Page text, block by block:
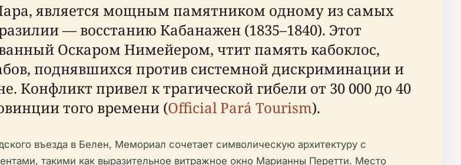
является мощным памятником одному из самых
— восстанию Кабанажен (1835–1840). Этот
Оскаром Нимейером, чтит память кабоклос,
поднявшихся против системной дискриминации и
Конфликт привел к трагической гибели от 30 000 до 40
того времени (Official Pará Tourism).
въезда в Белен, Мемориал сочетает символическую архитектуру с
такими как выразительное витражное окно Марианны Перетти. Место